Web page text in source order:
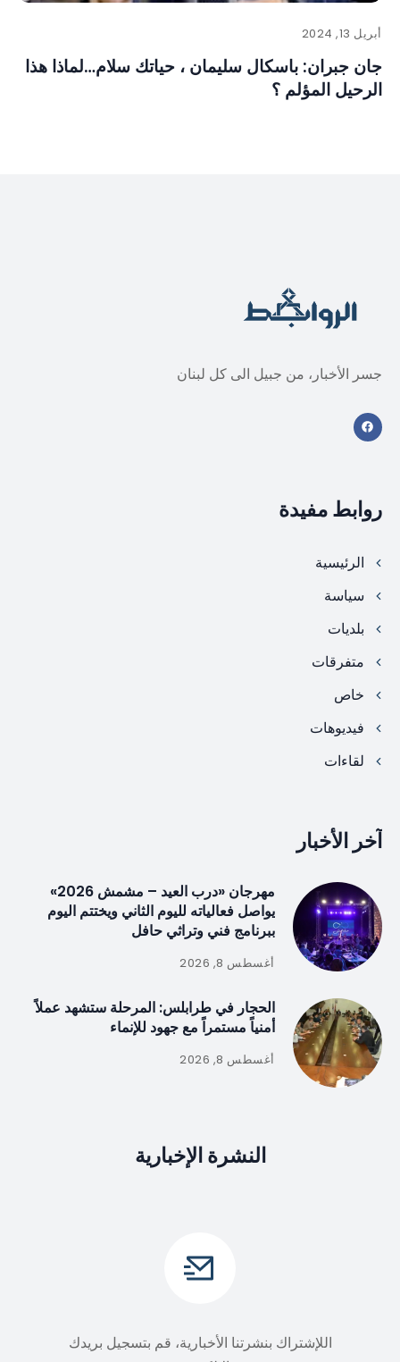
أبريل 13, 2024
جان جبران: باسكال سليمان ، حياتك سلام…لماذا هذا
الرحيل المؤلم ؟
جسر الأخبار، من جبيل الى كل لبنان
روابط مفيدة
الرئيسية
سياسة
بلديات
متفرقات
خاص
فيديوهات
لقاءات
آخر الأخبار
مهرجان «درب العيد – مشمش 2026»
يواصل فعالياته لليوم الثاني ويختتم اليوم
ببرنامج فني وتراثي حافل
أغسطس 8, 2026
الحجار في طرابلس: المرحلة ستشهد عملاً
أمنياً مستمراً مع جهود للإنماء
أغسطس 8, 2026
النشرة الإخبارية
اللإشتراك بنشرتنا الأخبارية، قم بتسجيل بريدك